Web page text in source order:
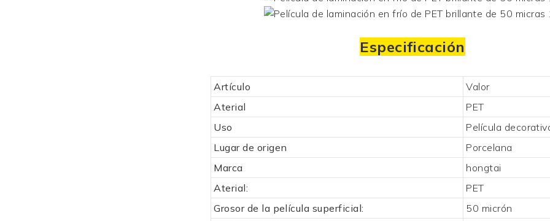
Especificación
Artículo
Valor
Aterial
PET
Uso
Película
Lugar de origen
Porcelana
Marca
hongtai
Aterial:
PET
Grosor de la película superficial:
50 micrón